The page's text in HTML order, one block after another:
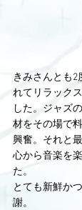
きみさんとも
れてリラック
した。ジャズ
材をその場で
興奮。それと
心から音楽を
た。
とても新鮮か
謝。